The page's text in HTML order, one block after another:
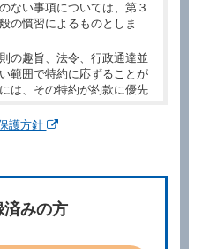
ない事項については、第３
の慣習によるものとしま
の趣旨、法令、行政通達並
範囲で特約に応ずることが
は、その特約が約款に優先
のうえ、別に定める方法に
護方針
済みの方